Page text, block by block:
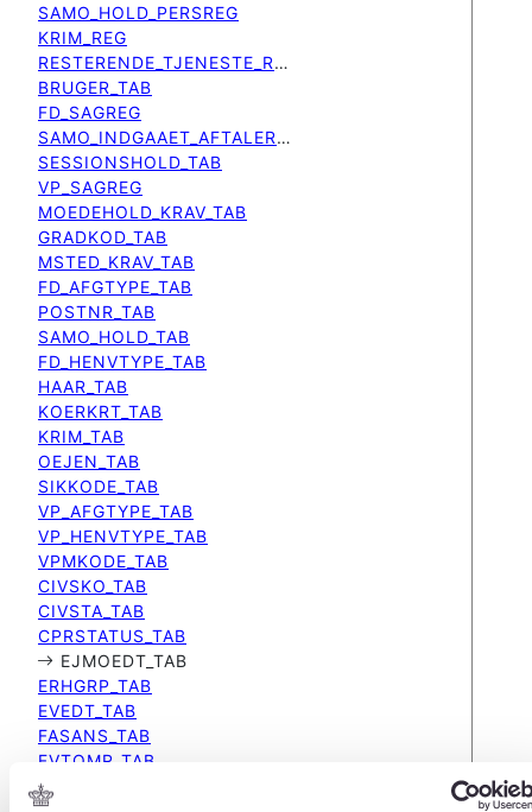
SAMO_HOLD_PERSREG
KRIM_REG
RESTERENDE_TJENESTE_REG
BRUGER_TAB
FD_SAGREG
SAMO_INDGAAET_AFTALER_REG
SESSIONSHOLD_TAB
VP_SAGREG
MOEDEHOLD_KRAV_TAB
GRADKOD_TAB
MSTED_KRAV_TAB
FD_AFGTYPE_TAB
POSTNR_TAB
SAMO_HOLD_TAB
FD_HENVTYPE_TAB
HAAR_TAB
KOERKRT_TAB
KRIM_TAB
OEJEN_TAB
SIKKODE_TAB
VP_AFGTYPE_TAB
VP_HENVTYPE_TAB
VPMKODE_TAB
CIVSKO_TAB
CIVSTA_TAB
CPRSTATUS_TAB
EJMOEDT_TAB
ERHGRP_TAB
EVEDT_TAB
FASANS_TAB
FVTOMR_TAB
KOMMUNE_TAB